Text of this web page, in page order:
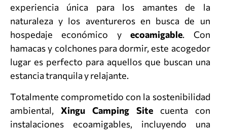
experiencia única para los amantes de la
naturaleza y los aventureros en busca de un
hospedaje económico yecoamigable. Con
hamacas y colchones para dormir, este acogedor
lugar es perfecto para aquellos que buscan una
estancia tranquila y relajante.
Totalmente comprometido con la sostenibilidad
ambiental, Xingu Camping Sitecuenta con
instalaciones ecoamigables, incluyendo una